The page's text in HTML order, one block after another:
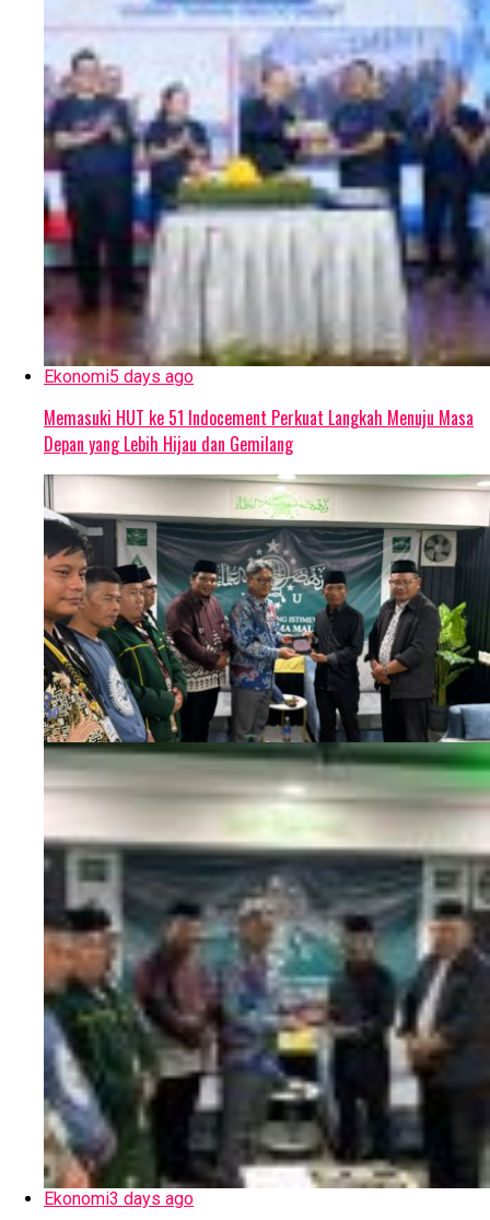
Ekonomi5 days ago
Memasuki HUT ke 51 Indocement Perkuat Langkah Menuju Masa
Depan yang Lebih Hijau dan Gemilang
Ekonomi3 days ago